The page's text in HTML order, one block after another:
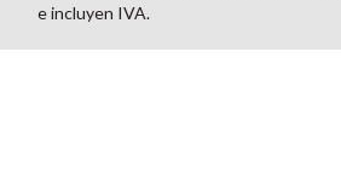
e incluyen IVA.